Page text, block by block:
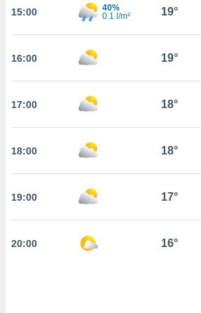
seguir
coste.
a la
todas
nuestros
nos
análisis
perfil
CONFIGURACIÓN
15:00
40%
0.1 l/m²
19°
16:00 19°
17:00 18°
18:00 18°
19:00 17°
20:00 16°